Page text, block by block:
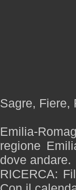
Sagre, Fiere,
Emilia-
regione
dove andare.
RICERCA: